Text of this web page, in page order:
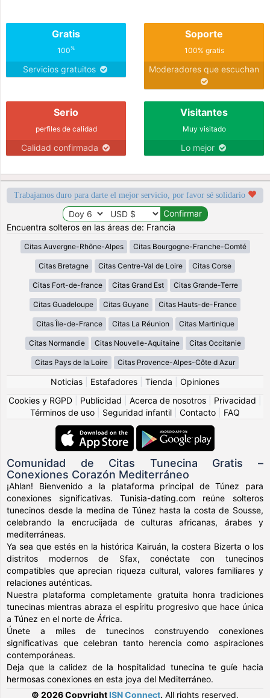
Gratis
100%
Servicios gratuitos
Soporte
100% gratis
Moderadores que escuchan
Serio
perfiles de calidad
Calidad confirmada
Visitantes
Muy visitado
Lo mejor
Trabajamos duro para darte el mejor servicio, por favor sé solidario
Encuentra solteros en las áreas de: Francia
Citas Auvergne-Rhône-Alpes Citas Bourgogne-Franche-Comté
Citas Bretagne Citas Centre-Val de Loire Citas Corse
Citas Fort-de-france Citas Grand Est Citas Grande-Terre
Citas Guadeloupe Citas Guyane Citas Hauts-de-France
Citas Île-de-France Citas La Réunion Citas Martinique
Citas Normandie Citas Nouvelle-Aquitaine Citas Occitanie
Citas Pays de la Loire Citas Provence-Alpes-Côte d Azur
Noticias Estafadores Tienda
Opiniones
Cookies y RGPD
Publicidad Acerca de nosotros Privacidad
Términos de uso
Seguridad infantil Contacto FAQ
Comunidad de Citas Tunecina Gratis –
Conexiones Corazón Mediterráneo
¡Ahlan! Bienvenido a la plataforma principal de Túnez para
conexiones significativas. Tunisia-dating.com reúne solteros
tunecinos desde la medina de Túnez hasta la costa de Sousse,
celebrando la encrucijada de culturas africanas, árabes y
mediterráneas.
Ya sea que estés en la histórica Kairuán, la costera Bizerta o los
distritos modernos de Sfax, conéctate con tunecinos
compatibles que aprecian riqueza cultural, valores familiares y
relaciones auténticas.
Nuestra plataforma completamente gratuita honra tradiciones
tunecinas mientras abraza el espíritu progresivo que hace única
a Túnez en el norte de África.
Únete a miles de tunecinos construyendo conexiones
significativas que celebran tanto herencia como aspiraciones
contemporáneas.
Deja que la calidez de la hospitalidad tunecina te guíe hacia
hermosas conexiones en esta joya del Mediterráneo.
© 2026 Copyright ISN Connect. All rights reserved.